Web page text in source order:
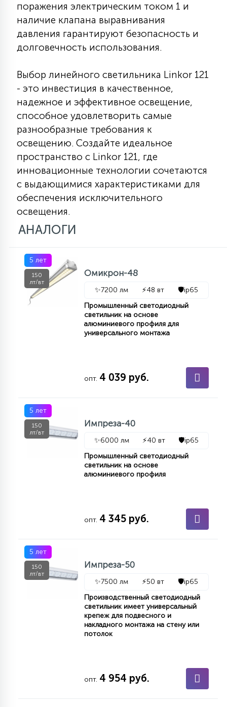
поражения электрическим током 1 и
наличие клапана выравнивания
давления гарантируют безопасность и
долговечность использования.
Выбор линейного светильника Linkor 121
- это инвестиция в качественное,
надежное и эффективное освещение,
способное удовлетворить самые
разнообразные требования к
освещению. Создайте идеальное
пространство с Linkor 121, где
инновационные технологии сочетаются
с выдающимися характеристиками для
обеспечения исключительного
освещения.
АНАЛОГИ
5 лет
150
лт/вт
Омикрон-48
✨7200 лм ⚡48 вт 🛡️ip65
Промышленный светодиодный
светильник на основе
алюминиевого профиля для
универсального монтажа
опт. 4 039 руб.
5 лет
150
лт/вт
Импреза-40
✨6000 лм ⚡40 вт 🛡️ip65
Промышленный светодиодный
светильник на основе
алюминиевого профиля
опт. 4 345 руб.
5 лет
150
лт/вт
Импреза-50
✨7500 лм ⚡50 вт 🛡️ip65
Производственный светодиодный
светильник имеет универсальный
крепеж для подвесного и
накладного монтажа на стену или
потолок
опт. 4 954 руб.